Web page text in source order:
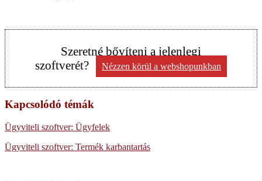
Szeretné bővíteni a jelenlegi
szoftverét?
Nézzen körül a webshopunkban
Kapcsolódó témák
Ügyviteli szoftver: Ügyfelek
Ügyviteli szoftver: Termék karbantartás